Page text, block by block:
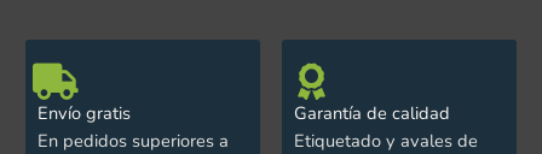
Envío gratis
En pedidos superiores a
Garantía de calidad
Etiquetado y avales de